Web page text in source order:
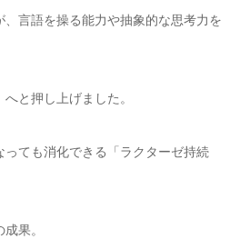
、言語を操る能力や抽象的な思考力を
と押し上げました。
っても消化できる「ラクターゼ持続
果。